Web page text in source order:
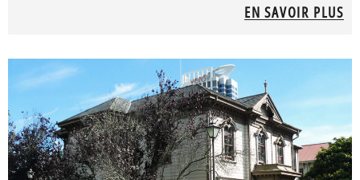
EN SAVOIR PLUS